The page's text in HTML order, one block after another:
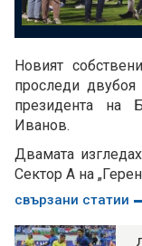
Новият
проследи
президента на
Иванов.
Двамата
Сектор А на
свързани статии